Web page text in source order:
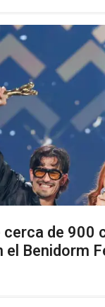
cerca de 900
el Benidorm